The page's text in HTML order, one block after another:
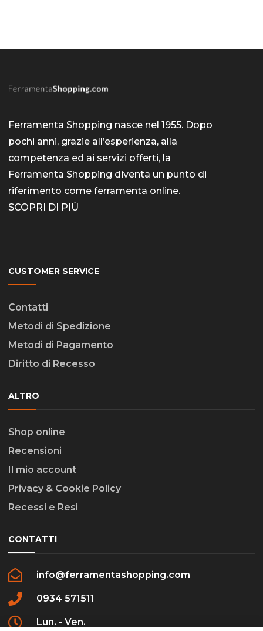
Ferramenta Shopping nasce nel 1955. Dopo
pochi anni, grazie all’esperienza, alla
competenza ed ai servizi offerti, la
Ferramenta Shopping diventa un punto di
riferimento come ferramenta online.
SCOPRI DI PIÙ
CUSTOMER SERVICE
Contatti
Metodi di Spedizione
Metodi di Pagamento
Diritto di Recesso
ALTRO
Shop online
Recensioni
Il mio account
Privacy & Cookie Policy
Recessi e Resi
CONTATTI
info@ferramentashopping.com
0934 571511
Lun. - Ven.